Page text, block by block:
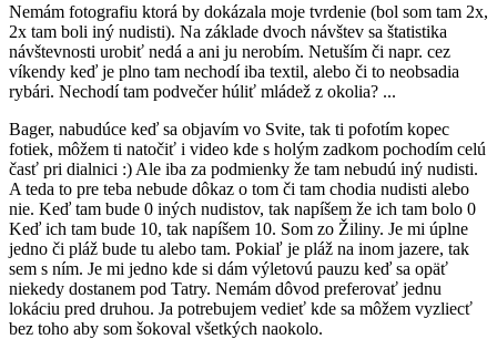
Nemám fotografiu ktorá by dokázala moje tvrdenie (bol som tam 2x,
2x tam boli iný nudisti). Na základe dvoch návštev sa štatistika
návštevnosti urobiť nedá a ani ju nerobím. Netuším či napr. cez
víkendy keď je plno tam nechodí iba textil, alebo či to neobsadia
rybári. Nechodí tam podvečer húliť mládež z okolia? ...
Bager, nabudúce keď sa objavím vo Svite, tak ti pofotím kopec
fotiek, môžem ti natočiť i video kde s holým zadkom pochodím celú
časť pri dialnici :) Ale iba za podmienky že tam nebudú iný nudisti.
A teda to pre teba nebude dôkaz o tom či tam chodia nudisti alebo
nie. Keď tam bude 0 iných nudistov, tak napíšem že ich tam bolo 0
Keď ich tam bude 10, tak napíšem 10. Som zo Žiliny. Je mi úplne
jedno či pláž bude tu alebo tam. Pokiaľ je pláž na inom jazere, tak
sem s ním. Je mi jedno kde si dám výletovú pauzu keď sa opäť
niekedy dostanem pod Tatry. Nemám dôvod preferovať jednu
lokáciu pred druhou. Ja potrebujem vedieť kde sa môžem vyzliecť
bez toho aby som šokoval všetkých naokolo.